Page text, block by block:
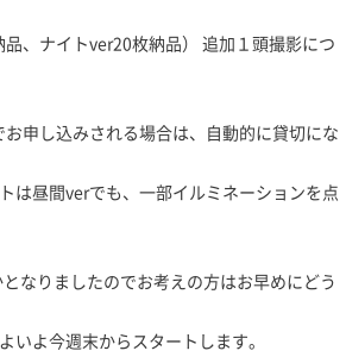
品、ナイトver20枚納品） 追加１頭撮影につ
申し込みされる場合は、自動的に貸切にな
は昼間verでも、一部イルミネーションを点
なりましたのでお考えの方はお早めにどう
いよ今週末からスタートします。